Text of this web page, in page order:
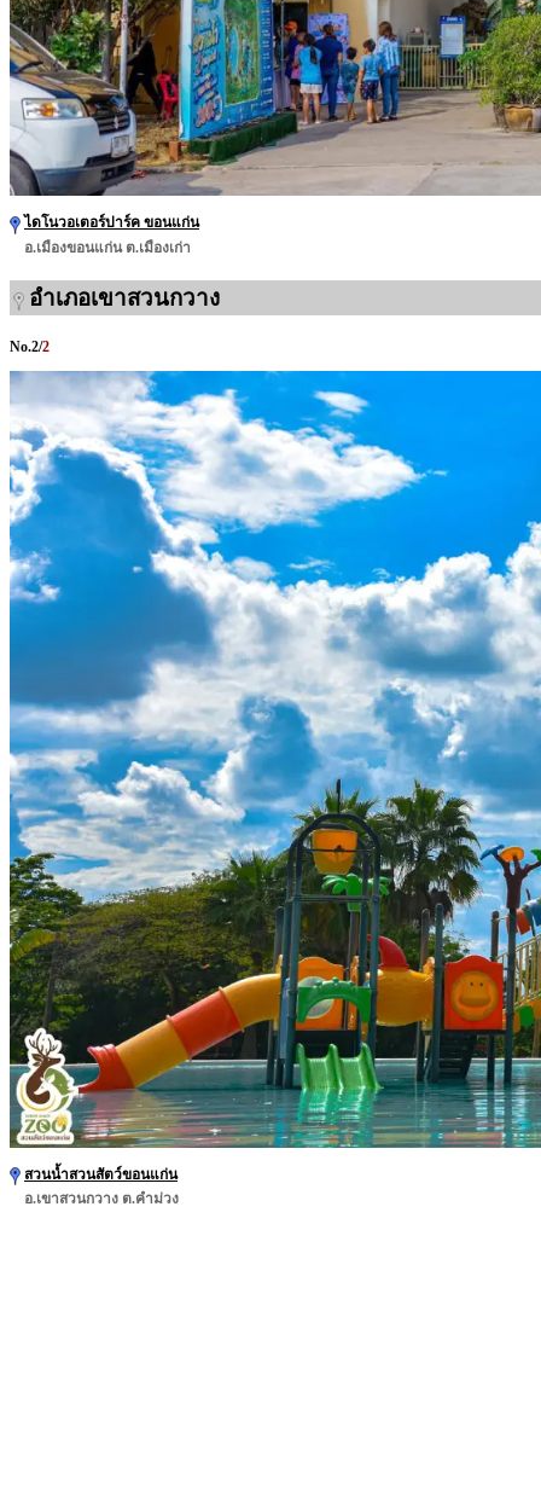
ไดโนวอเตอร์ปาร์ค ขอนแก่น
อ.เมืองขอนแก่น ต.เมืองเก่า
อำเภอเขาสวนกวาง
No.2/2
สวนน้ำสวนสัตว์ขอนแก่น
อ.เขาสวนกวาง ต.คำม่วง